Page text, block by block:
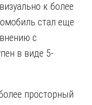
к более
стал еще
с
в виде 5-
просторный